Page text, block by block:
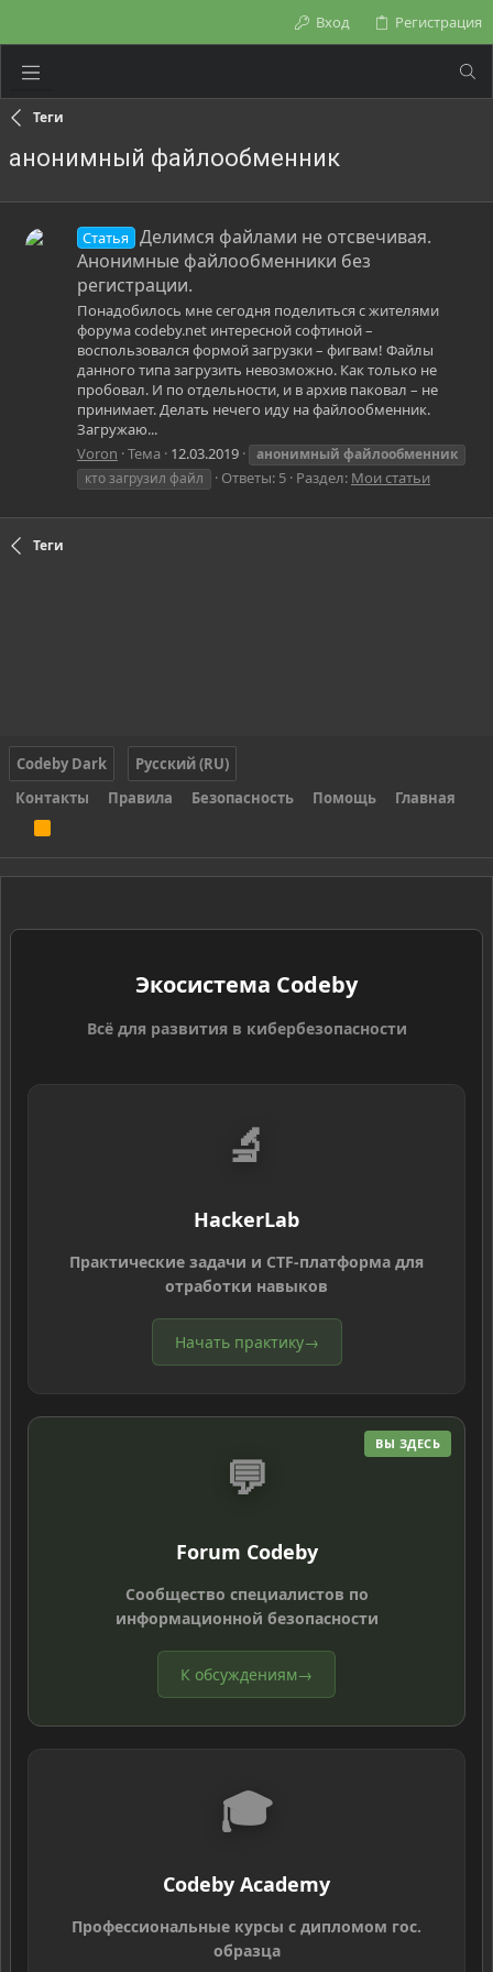
Вход Регистрация
Теги
анонимный файлообменник
Статья
Делимся файлами не отсвечивая.
Анонимные файлообменники без
регистрации.
Понадобилось мне сегодня поделиться с жителями
форума codeby.net интересной софтиной –
воспользовался формой загрузки – фигвам! Файлы
данного типа загрузить невозможно. Как только не
пробовал. И по отдельности, и в архив паковал – не
принимает. Делать нечего иду на файлообменник.
Загружаю...
Voron Тема 12.03.2019 анонимный файлообменник
кто загрузил файл
Ответы: 5 Раздел: Мои статьи
Теги
Codeby Dark
Русский (RU)
Контакты
Правила Безопасность Помощь Главная
S
Экосистема Codeby
Всё для развития в кибербезопасности
🔬
HackerLab
Практические задачи и CTF-платформа для
отработки навыков
Начать практику→
ВЫ ЗДЕСЬ
💬
Forum Codeby
Сообщество специалистов по
информационной безопасности
К обсуждениям→
🎓
Codeby Academy
Профессиональные курсы с дипломом гос.
образца